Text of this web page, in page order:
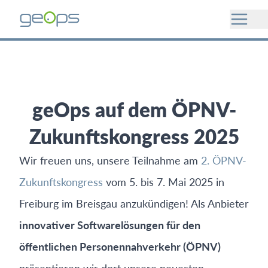
geOps auf dem ÖPNV-
Zukunftskongress 2025
Wir freuen uns, unsere Teilnahme am 2. ÖPNV-
Zukunftskongress vom 5. bis 7. Mai 2025 in
Freiburg im Breisgau anzukündigen! Als Anbieter
innovativer Softwarelösungen für den
öffentlichen Personennahverkehr (ÖPNV)